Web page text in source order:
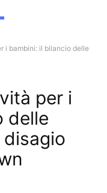
i bambini: il bilancio delle
per i
delle